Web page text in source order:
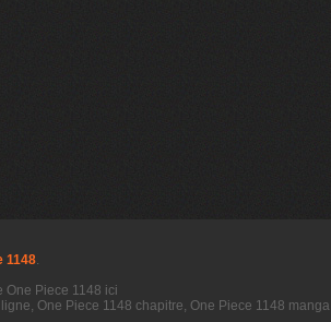
1148.
One Piece 1148 ici
One Piece 1148 chapitre, One Piece 1148 manga